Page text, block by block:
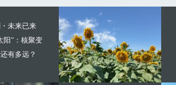
未来已来
阳”：核聚变
有多远？